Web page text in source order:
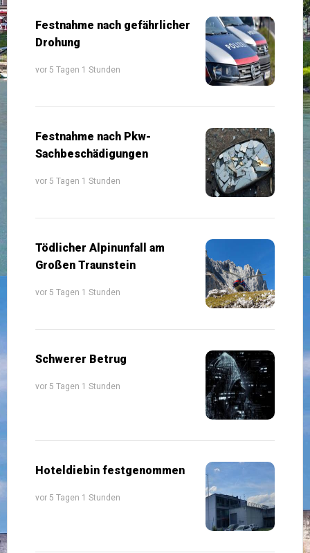
Festnahme nach gefährlicher
Drohung
vor 5 Tagen 1 Stunden
Festnahme nach Pkw-
Sachbeschädigungen
vor 5 Tagen 1 Stunden
Tödlicher Alpinunfall am
Großen Traunstein
vor 5 Tagen 1 Stunden
Schwerer Betrug
vor 5 Tagen 1 Stunden
Hoteldiebin festgenommen
vor 5 Tagen 1 Stunden